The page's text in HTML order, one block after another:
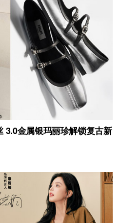
3.0金属银玛丽珍解锁复古新